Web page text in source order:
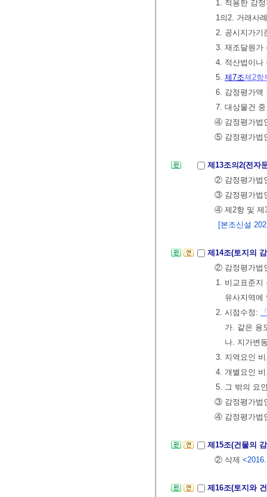
1. 적용한 감
1의2. 거래사
2. 공시지가기
3. 재조달원가
4. 적산법이나
5. 제7조제2항
6. 감정평가액
7. 대상물건
④ 감정평가법
⑤ 감정평가법
제13조의2(전자
② 감정평가법
③ 감정평가법
④ 제2항 및 제
[본조신설
제14조(토지의
② 감정평가법
1. 비교표준지
유사지역에
2. 시점수정:
가. 같은 용
나. 지가변
3. 지역요인
4. 개별요인
5. 그 밖의 요
③ 감정평가법
④ 감정평가법
제15조(건물의
② 삭제
제16조(토지와